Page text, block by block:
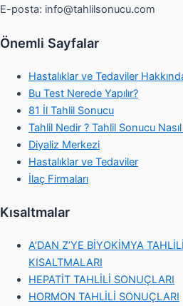
E-posta: info@tahlilsonucu.com
Önemli Sayfalar
Hastalıklar ve Tedaviler
Bu Test Nerede Yapılır?
81 İl Tahlil Sonucu
Tahlil Nedir ? Tahlil Sonucu
Diyaliz Merkezi
Hastalıklar ve Tedaviler
İlaç Firmaları
Kısaltmalar
A’DAN Z’YE BİYOKİMYA
KISALTMALARI
HEPATİT TAHLİLİ SONUÇLARI
HORMON TAHLİLİ SONUÇLARI